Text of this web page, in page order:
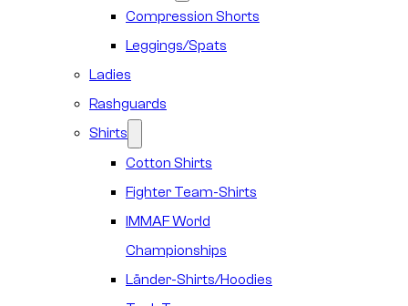
Compression Shorts
Leggings/Spats
Ladies
Rashguards
Shirts
Cotton Shirts
Fighter Team-Shirts
IMMAF World
Championships
Länder-Shirts/Hoodies